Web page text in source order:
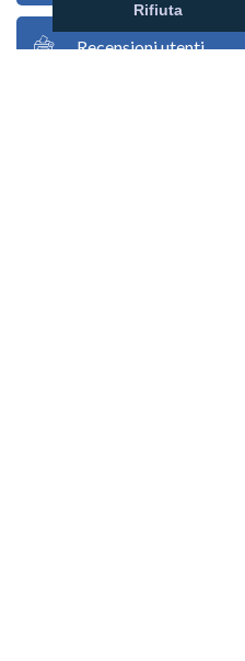
Rifiuta
Recensioni utenti